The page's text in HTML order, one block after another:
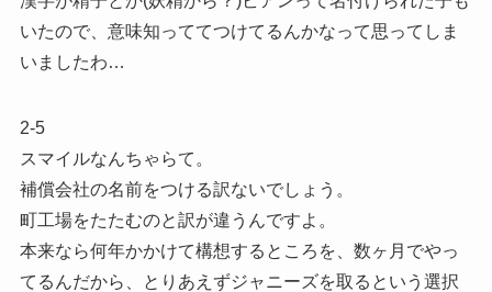
いたので、意味知っててつけてるんかなって思ってしま
いましたわ…
2-5
スマイルなんちゃらて。
補償会社の名前をつける訳ないでしょう。
町工場をたたむのと訳が違うんですよ。
本来なら何年かかけて構想するところを、数ヶ月でやっ
てるんだから、とりあえずジャニーズを取るという選択